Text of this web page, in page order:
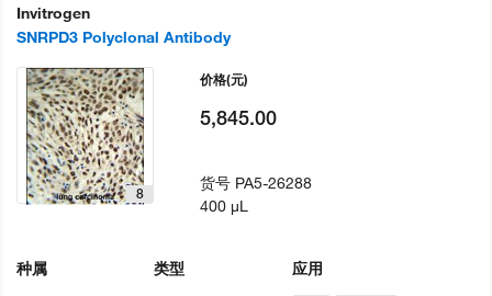
Invitrogen
SNRPD3 Polyclonal Antibody
8
种属
类型
应用
价格(元)
5,845.00
货号 PA5-26288
400 µL